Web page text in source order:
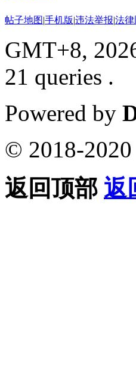
帖子地图|手机版|违法举报|法
GMT+8,
21 queries .
Powered by
© 2018-2020
返回顶部 返